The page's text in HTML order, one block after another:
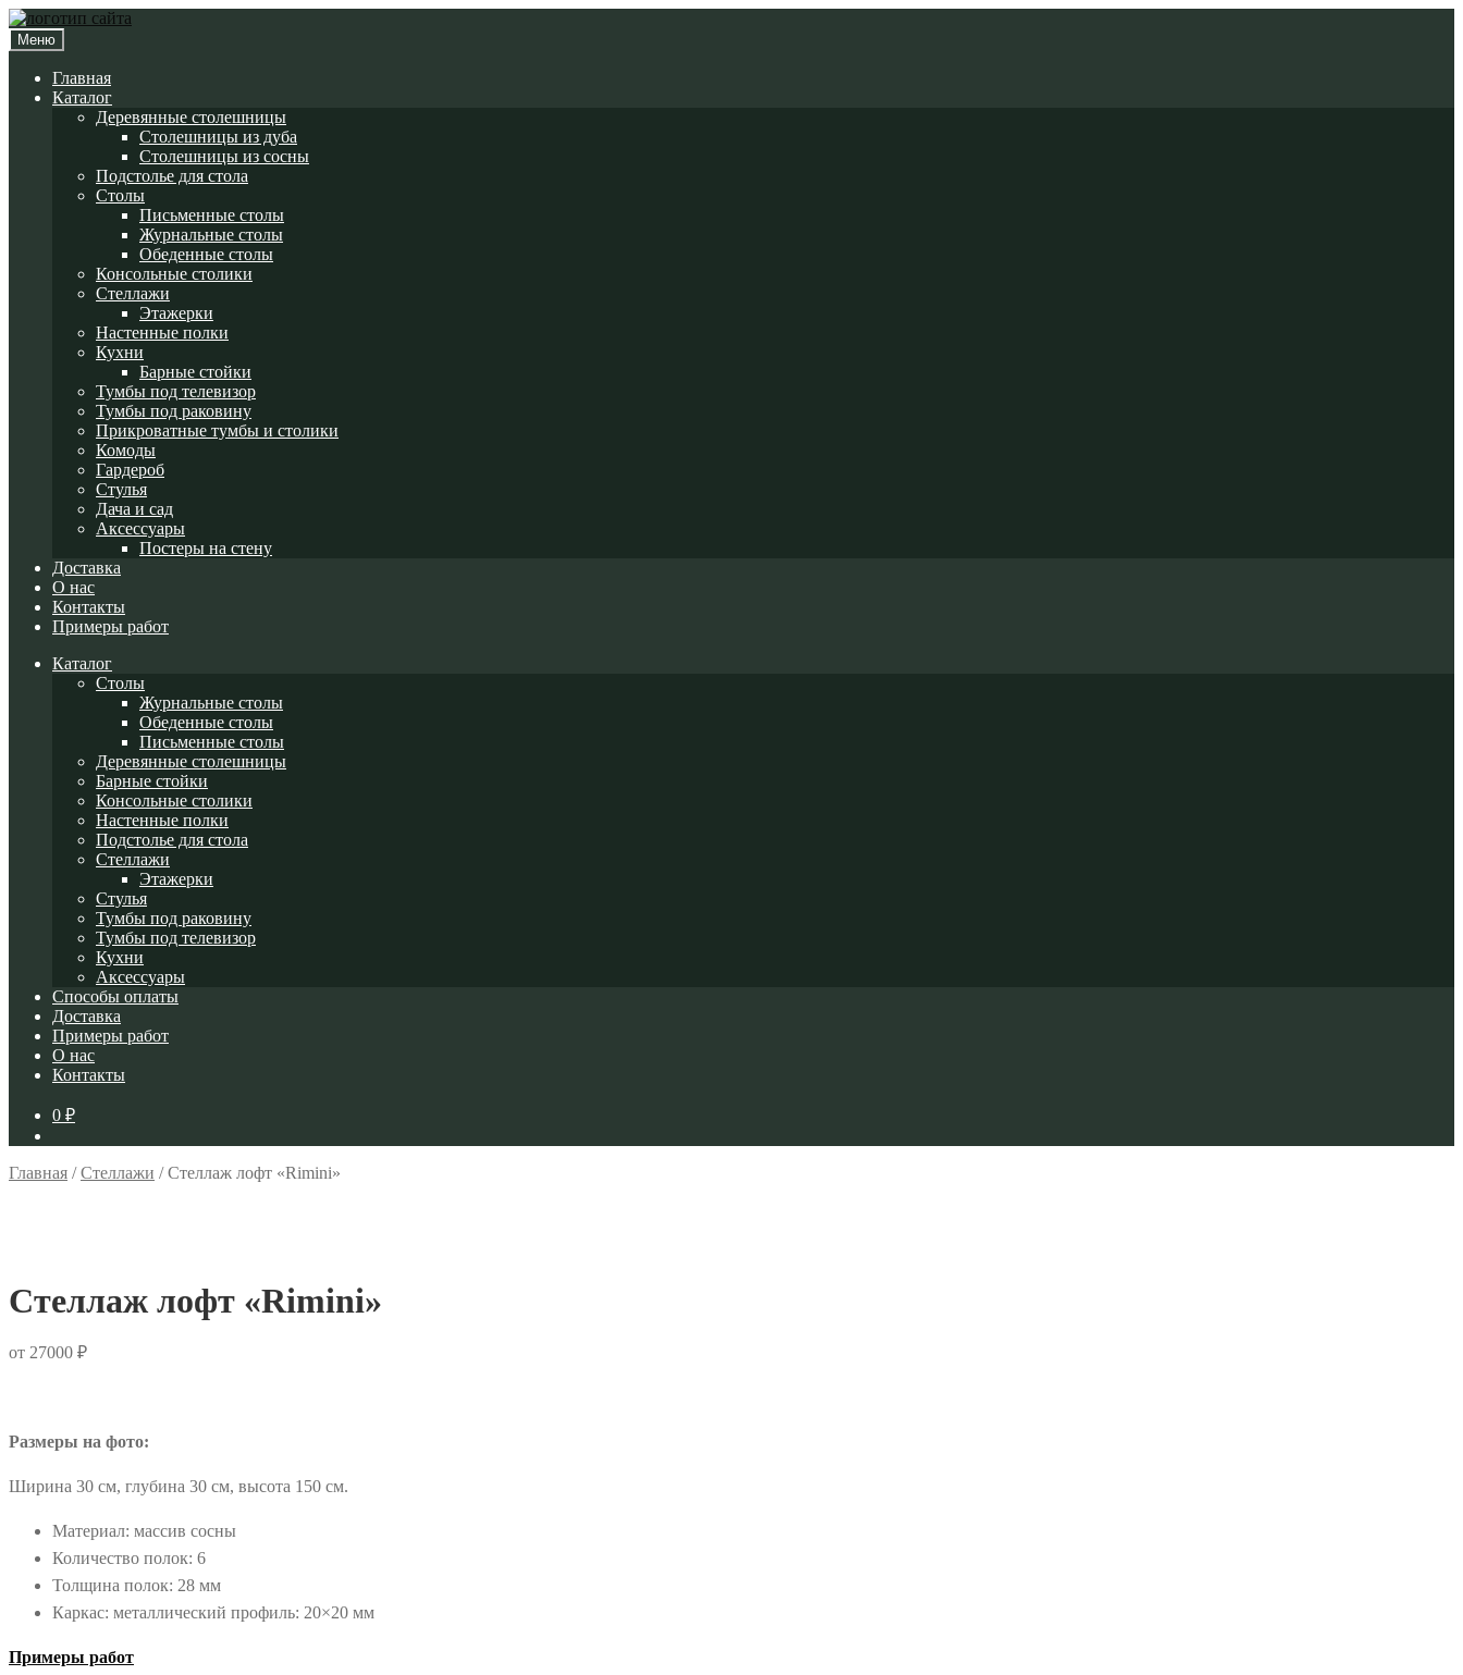
Перейти
к
навигации
Перейти
к
содержимому
Меню
Главная
Каталог
Деревянные столешницы
Столешницы из дуба
Столешницы из сосны
Подстолье для стола
Cтолы
Письменные столы
Журнальные столы
Обеденные столы
Консольные столики
Стеллажи
Этажерки
Настенные полки
Кухни
Барные стойки
Тумбы под телевизор
Тумбы под раковину
Прикроватные тумбы и столики
Комоды
Гардероб
Стулья
Дача и сад
Аксессуары
Постеры на стену
Доставка
О нас
Контакты
Примеры работ
Каталог
Cтолы
Журнальные столы
Обеденные столы
Письменные столы
Деревянные столешницы
Барные стойки
Консольные столики
Настенные полки
Подстолье для стола
Стеллажи
Этажерки
Стулья
Тумбы под раковину
Тумбы под телевизор
Кухни
Аксессуары
Способы оплаты
Доставка
Примеры работ
О нас
Контакты
0 ₽
Главная /Стеллажи /Стеллаж лофт «Rimini»
Стеллаж лофт «Rimini»
от 27000 ₽
Размеры на фото:
Ширина 30 см, глубина 30 см, высота 150 см.
Материал: массив сосны
Количество полок: 6
Толщина полок: 28 мм
Каркас: металлический профиль: 20×20 мм
Примеры работ